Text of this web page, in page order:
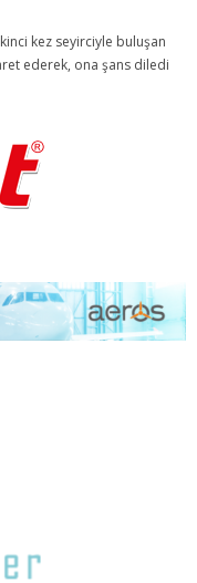
kez seyirciyle buluşan
ederek, ona şans diledi